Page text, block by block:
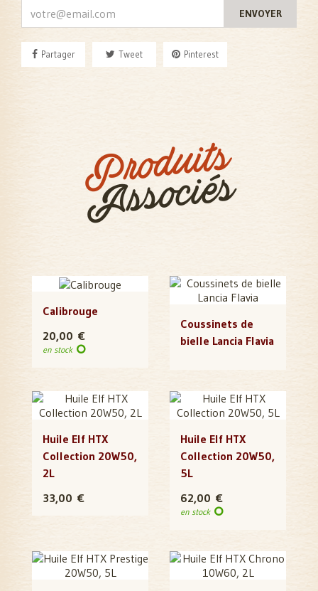
ENVOYER
Partager Tweet Pinterest
Produits
Associés
Calibrouge
20,00 €
en stock
Coussinets de
bielle Lancia Flavia
Huile Elf HTX
Collection 20W50,
2L
33,00 €
Huile Elf HTX
Collection 20W50,
5L
62,00 €
en stock